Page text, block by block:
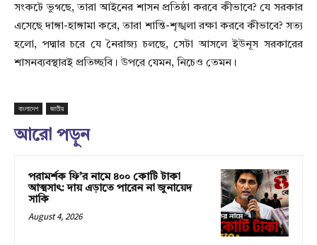
সংকটে ভুগছে, তারা আইনের শাসন প্রতিষ্ঠা করবে কীভাবে? যে সরকার
এসেছে দাঙ্গা-হাঙ্গামা করে, তারা শান্তি-শৃঙ্খলা রক্ষা করবে কীভাবে? সত্য
হলো, পদ্মার চরে যে নৈরাজ্য চলছে, সেটা আসলে ইউনূস সরকারের
শাসনব্যবস্থারই প্রতিচ্ছবি। উপরে যেমন, নিচেও তেমন।
বাংলাদেশ জাতীয়
আরো পড়ুন
পরামর্শক ফি’র নামে ৪০০ কোটি টাকা
আত্মসাৎ: দায় এড়াতে পারেন না জুনায়েদ
সাকি
August 4, 2026